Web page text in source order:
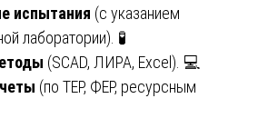
испытания (с указанием
лаборатории). 🧪
(SCAD, ЛИРА, Excel). 💻
(по ТЕР, ФЕР, ресурсным